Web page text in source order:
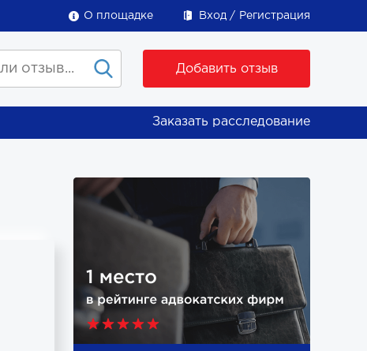
О площадке Вход Регистрация
Добавить отзыв
Заказать расследование